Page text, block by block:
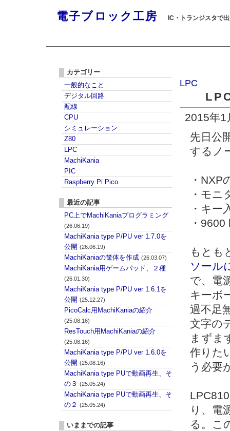
電子ブロック工房 IC・トランジスタで
LPC
2015年1
先日公
するノ
・NXP
・モニ
・キー
・
もとも
ソール
で、電
キーボ
過不足
文字の
まずま
作りた
う必要
り、電
る。こ
カテゴリー
一般的なこと
デジタル回路
配線
CPU
シミュレーション
Z80
LPC
MachiKania
PIC
Raspberry Pi Pico
最近の記事
PC上でMachiKaniaプログラミング
(26.06.19)
MachiKania type P/PU ver 1.7.0を
公開 (26.06.19)
MachiKaniaの筐体を作成 (26.03.07)
MachiKania用ゲームパッド、２種
(26.01.30)
MachiKania type P/PU ver 1.6.1を
公開 (25.12.27)
PicoCalc用MachiKaniaの紹介
(25.08.16)
ResTouch用MachiKaniaの紹介
(25.08.16)
MachiKania type P/PU ver 1.6.0を
公開 (25.08.16)
MachiKania type PUで動画再生、そ
の３ (25.05.24)
MachiKania type PUで動画再生、そ
の２ (25.05.24)
いままでの記事